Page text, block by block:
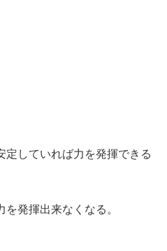
定していれば力を発揮できる
発揮出来なくなる。